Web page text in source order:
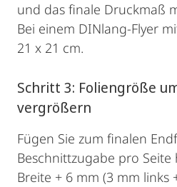
und das finale Druckmaß
Bei einem DINlang-Flyer
21 x 21 cm.
Schritt 3: Foliengröße
vergrößern
Fügen Sie zum finalen
Beschnittzugabe pro Seite
Breite + 6 mm (3 mm links